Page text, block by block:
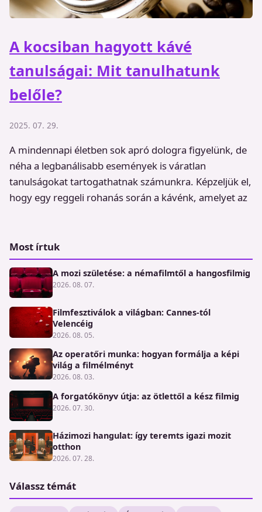
A kocsiban hagyott kávé
tanulságai: Mit tanulhatunk
belőle?
2025. 07. 29.
A mindennapi életben sok apró dologra figyelünk, de
néha a legbanálisabb események is váratlan
tanulságokat tartogathatnak számunkra. Képzeljük el,
hogy egy reggeli rohanás során a kávénk, amelyet az
Most írtuk
A mozi születése: a némafilmtől a hangosfilmig
2026. 08. 07.
Filmfesztiválok a világban: Cannes-tól
Velencéig
2026. 08. 05.
Az operatőri munka: hogyan formálja a képi
világ a filmélményt
2026. 08. 03.
A forgatókönyv útja: az ötlettől a kész filmig
2026. 07. 30.
Házimozi hangulat: így teremts igazi mozit
otthon
2026. 07. 28.
Válassz témát